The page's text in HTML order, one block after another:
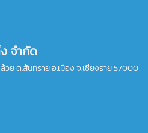
จำกัด
วย ต.สันทราย อ.เมือง จ.เชียงราย 57000